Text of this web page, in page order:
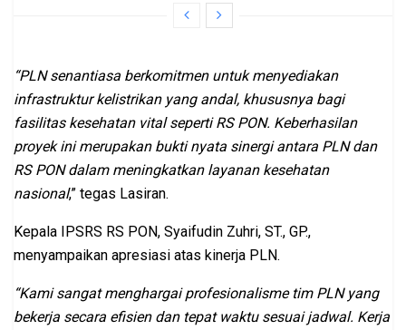
“PLN senantiasa berkomitmen untuk menyediakan
infrastruktur kelistrikan yang andal, khususnya bagi
fasilitas kesehatan vital seperti RS PON. Keberhasilan
proyek ini merupakan bukti nyata sinergi antara PLN dan
RS PON dalam meningkatkan layanan kesehatan
nasional,” tegas Lasiran.
Kepala IPSRS RS PON, Syaifudin Zuhri, ST., GP.,
menyampaikan apresiasi atas kinerja PLN.
“Kami sangat menghargai profesionalisme tim PLN yang
bekerja secara efisien dan tepat waktu sesuai jadwal. Kerja